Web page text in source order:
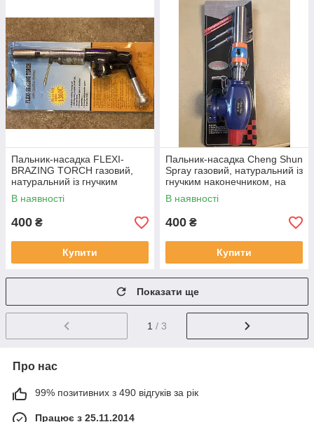
Пальник-насадка FLEXI-
BRAZING TORCH газовий,
натуральний із гнучким
наконечником, на цангові
балончики
В наявності
400 ₴
Купити
Пальник-насадка Cheng Shun
Spray газовий, натуральний із
гнучким наконечником, на
цангові балончики
В наявності
400 ₴
Купити
Показати ще
1 / 3
Про нас
99% позитивних з 490 відгуків за рік
Працює з 25.11.2014